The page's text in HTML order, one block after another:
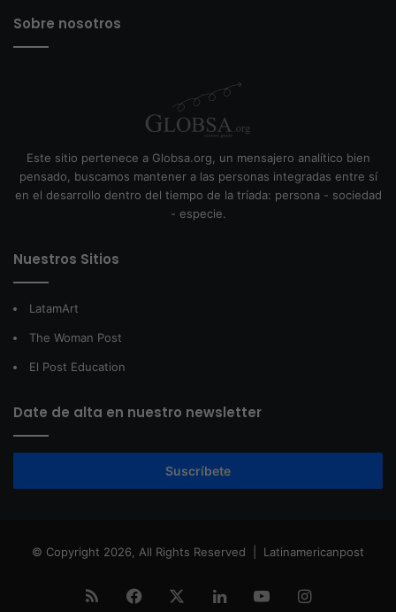
Sobre nosotros
Este sitio pertenece a Globsa.org, un mensajero analítico bien
pensado, buscamos mantener a las personas integradas entre sí
en el desarrollo dentro del tiempo de la tríada: persona - sociedad
- especie.
Nuestros Sitios
LatamArt
The Woman Post
El Post Education
Date de alta en nuestro newsletter
Suscríbete
© Copyright 2026, All Rights Reserved | Latinamericanpost
RSS Facebook LinkedInYouTubeInstagram